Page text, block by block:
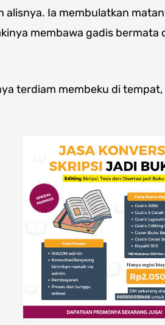
alisnya. Ia membulatkan
membawa gadis
terdiam membeku di